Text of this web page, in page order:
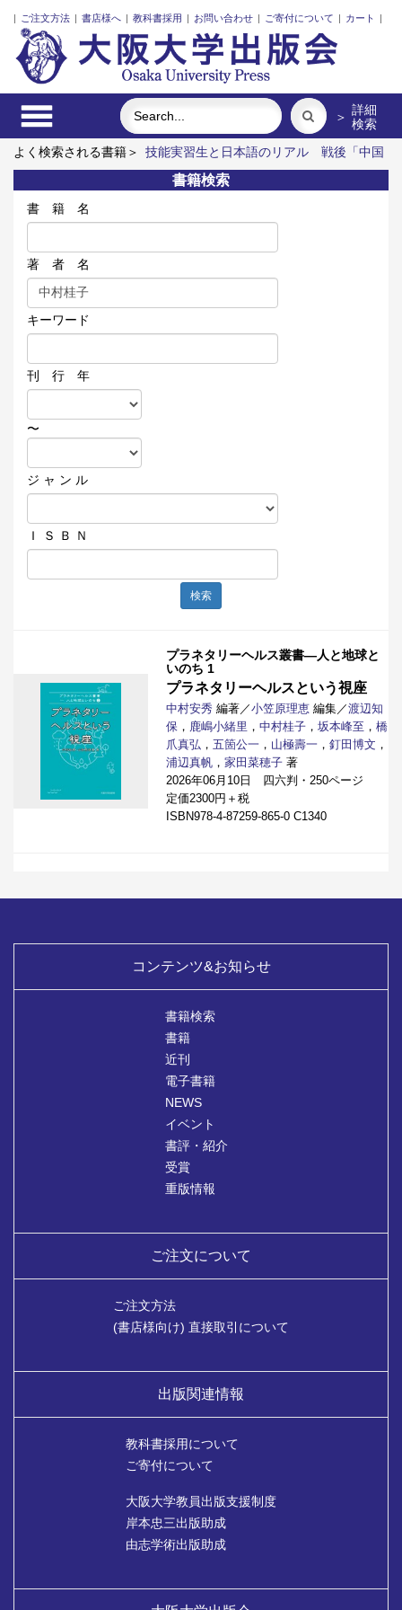
| ご注文方法 | 書店様へ | 教科書採用 | お問い合わせ | ご寄付について | カート |
＞ 詳細
検索
よく検索される書籍＞
技能実習生と日本語のリアル
戦後「中国
系」亡命文学者と越境する想像力
発話冒頭における言語要素の
語順と相互行為
緒方洪庵と適塾 インドネシア語
イラン立憲
革命前夜の翻案文学
書籍検索
書 籍 名
著 者 名
キーワード
刊 行 年
〜
ジ ャ ン ル
Ｉ Ｓ Ｂ Ｎ
検索
プラネタリーヘルス叢書―人と地球と
いのち 1
プラネタリーヘルスという視座
中村安秀 編著／小笠原理恵 編集／渡辺知
保 ， 鹿嶋小緒里 ， 中村桂子 ， 坂本峰至 ， 橋
爪真弘 ， 五箇公一 ， 山極壽一 ， 釘田博文 ，
浦辺真帆 ， 家田菜穂子 著
2026年06月10日 四六判・250ページ
定価2300円＋税
ISBN978-4-87259-865-0 C1340
コンテンツ&お知らせ
書籍検索
書籍
近刊
電子書籍
NEWS
イベント
書評・紹介
受賞
重版情報
ご注文について
ご注文方法
(書店様向け) 直接取引について
出版関連情報
教科書採用について
ご寄付について
大阪大学教員出版支援制度
岸本忠三出版助成
由志学術出版助成